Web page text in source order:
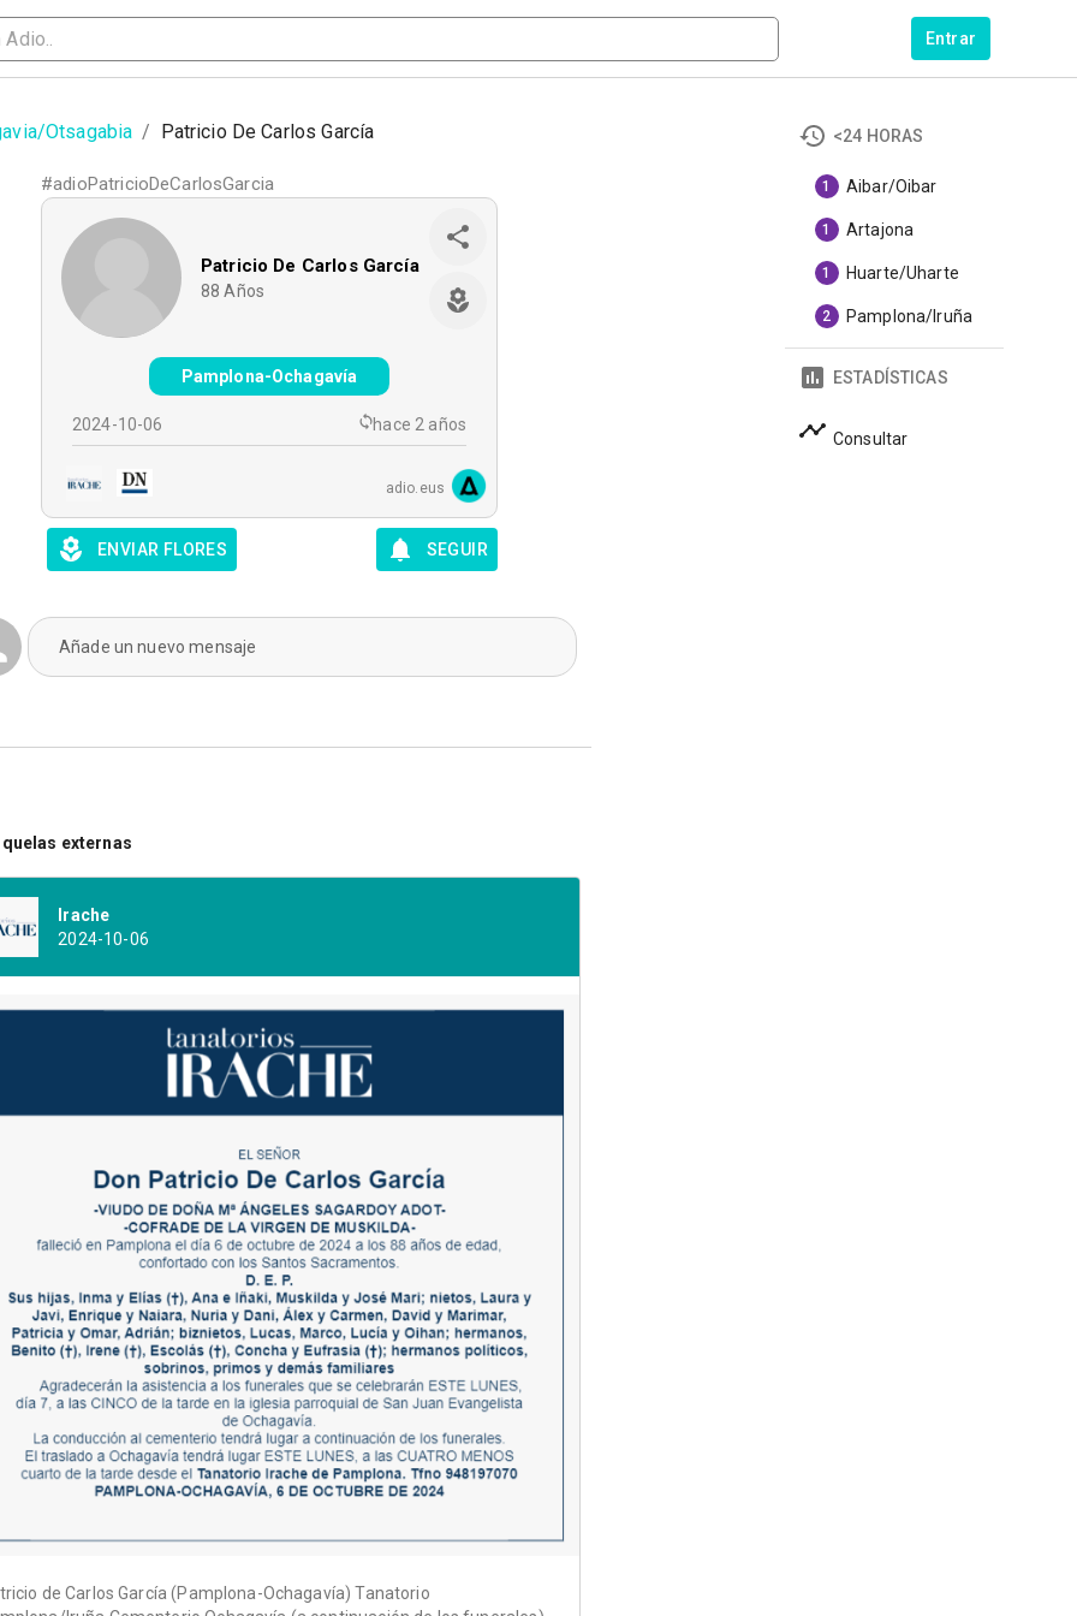
Entrar
Otsagabia / Patricio De Carlos García
#adioPatricioDeCarlosGarcia
Patricio De Carlos García
88 Años
Pamplona-Ochagavía
2024-10-06 hace 2 años
adio.eus
ENVIAR FLORES SEGUIR
Añade un nuevo mensaje
externas
Irache
2024-10-06
de Carlos García (Pamplona-Ochagavía) Tanatorio
<24 HORAS
1 Aibar/Oibar
1 Artajona
1 Huarte/Uharte
2 Pamplona/Iruña
ESTADÍSTICAS
Consultar